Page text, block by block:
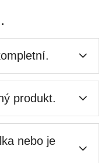
produkt.
nebo je